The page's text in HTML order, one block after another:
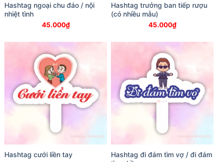
Hashtag ngoại chu đáo / nội
nhiệt tình
45.000₫
Hashtag trưởng ban tiếp rượu
(có nhiều mẫu)
45.000₫
Hashtag cưới liền tay
Hashtag đi đám tìm vợ / đi đám